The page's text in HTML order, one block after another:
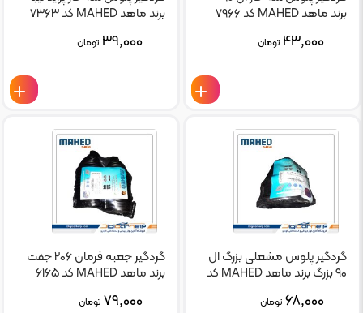
برند ماهد MAHED کد ۷۹۶۶
۴۳,۰۰۰ تومان
برند ماهد MAHED کد ۷۳۶۳
۳۹,۰۰۰ تومان
گردگیر پلوس مشعلی بزرگ ال
۹۰ بزرگ برند ماهد MAHED کد
۶۸,۰۰۰ تومان
گردگیر جعبه فرمان ۲۰۶ جفت
برند ماهد MAHED کد ۶۱۶۵
۷۹,۰۰۰ تومان